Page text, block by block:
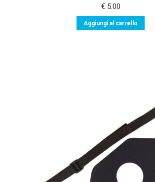
€5.00
Aggiungi al carrello